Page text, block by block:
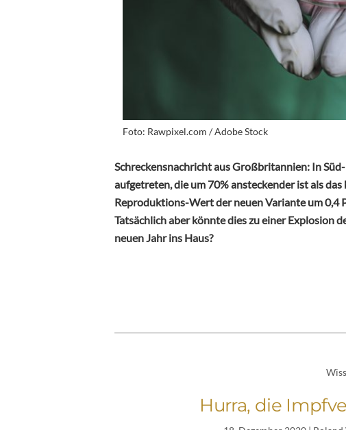
Foto: Rawpixel.com / Adobe Stock
Schreckensnachricht aus Großbritannien: In
aufgetreten, die um 70% ansteckender ist als
Reproduktions-Wert der neuen Variante um 0,4
Tatsächlich aber könnte dies zu einer Explosion
neuen Jahr ins Haus?
Hurra, die